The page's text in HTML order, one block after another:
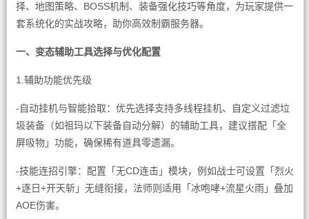
择、地图策略、BOSS机制、装备强化技巧等角度，为玩家提供一
套系统化的实战攻略，助你高效制霸服务器。
一、变态辅助工具选择与优化配置
1.辅助功能优先级
-自动挂机与智能拾取：优先选择支持多线程挂机、自定义过滤垃
圾装备（如祖玛以下装备自动分解）的辅助工具，建议搭配「全
屏吸物」功能，确保稀有道具零遗漏。
-技能连招引擎：配置「无CD连击」模块，例如战士可设置「烈火
+逐日+开天斩」无缝衔接，法师则适用「冰咆哮+流星火雨」叠加
AOE伤害。